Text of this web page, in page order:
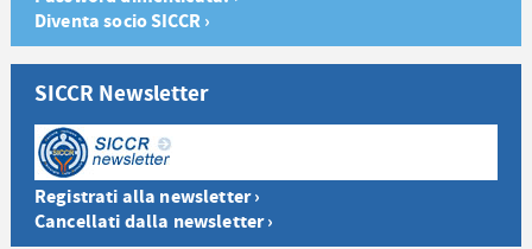
Diventa socio SICCR ›
SICCR Newsletter
Registrati alla newsletter ›
Cancellati dalla newsletter ›